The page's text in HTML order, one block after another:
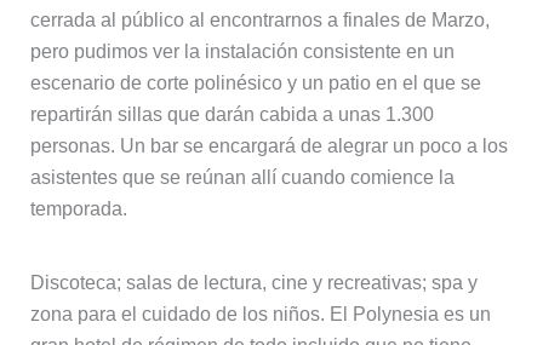
cerrada al público al encontrarnos a finales de Marzo,
pero pudimos ver la instalación consistente en un
escenario de corte polinésico y un patio en el que se
repartirán sillas que darán cabida a unas 1.300
personas. Un bar se encargará de alegrar un poco a los
asistentes que se reúnan allí cuando comience la
temporada.
Discoteca; salas de lectura, cine y recreativas; spa y
zona para el cuidado de los niños. El Polynesia es un